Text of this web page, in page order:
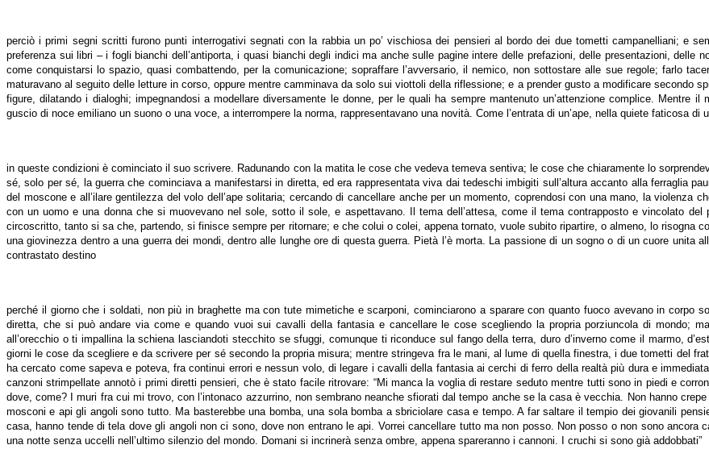
perciò i primi segni scritti furono punti interrogativi segnati con la rabbia un po’ vischiosa dei pensieri al bordo dei due tometti campanelliani; e
preferenza sui libri – i fogli bianchi dell’antiporta, i quasi bianchi degli indici ma anche sulle pagine intere delle prefazioni, delle presentazioni,
come conquistarsi lo spazio, quasi combattendo, per la comunicazione; sopraffare l’avversario, il nemico, non sottostare alle sue regole; farlo
maturavano al seguito delle letture in corso, oppure mentre camminava da solo sui viottoli della riflessione; e a prender gusto a modificare secondo
figure, dilatando i dialoghi; impegnandosi a modellare diversamente le donne, per le quali ha sempre mantenuto un’attenzione complice. Mentre
guscio di noce emiliano un suono o una voce, a interrompere la norma, rappresentavano una novità. Come l’entrata di un’ape, nella quiete faticosa di
in queste condizioni è cominciato il suo scrivere. Radunando con la matita le cose che vedeva temeva sentiva; le cose che chiaramente lo
sé, solo per sé, la guerra che cominciava a manifestarsi in diretta, ed era rappresentata viva dai tedeschi imbigiti sull’altura accanto alla ferraglia
del moscone e all’ilare gentilezza del volo dell’ape solitaria; cercando di cancellare anche per un momento, coprendosi con una mano, la violenza
con un uomo e una donna che si muovevano nel sole, sotto il sole, e aspettavano. Il tema dell’attesa, come il tema contrapposto e vincolato
circoscritto, tanto si sa che, partendo, si finisce sempre per ritornare; e che colui o colei, appena tornato, vuole subito ripartire, o almeno, lo risogna
una giovinezza dentro a una guerra dei mondi, dentro alle lunghe ore di questa guerra. Pietà l’è morta. La passione di un sogno o di un cuore unita
contrastato destino
perché il giorno che i soldati, non più in braghette ma con tute mimetiche e scarponi, cominciarono a sparare con quanto fuoco avevano in corpo
diretta, che si può andare via come e quando vuoi sui cavalli della fantasia e cancellare le cose scegliendo la propria porziuncola di mondo;
all’orecchio o ti impallina la schiena lasciandoti stecchito se sfuggi, comunque ti riconduce sul fango della terra, duro d’inverno come il marmo,
giorni le cose da scegliere e da scrivere per sé secondo la propria misura; mentre stringeva fra le mani, al lume di quella finestra, i due tometti del
ha cercato come sapeva e poteva, fra continui errori e nessun volo, di legare i cavalli della fantasia ai cerchi di ferro della realtà più dura e
canzoni strimpellate annotò i primi diretti pensieri, che è stato facile ritrovare: “Mi manca la voglia di restare seduto mentre tutti sono in piedi e
dove, come? I muri fra cui mi trovo, con l’intonaco azzurrino, non sembrano neanche sfiorati dal tempo anche se la casa è vecchia. Non hanno
mosconi e api gli angoli sono tutto. Ma basterebbe una bomba, una sola bomba a sbriciolare casa e tempo. A far saltare il tempio dei giovanili
casa, hanno tende di tela dove gli angoli non ci sono, dove non entrano le api. Vorrei cancellare tutto ma non posso. Non posso o non sono
una notte senza uccelli nell’ultimo silenzio del mondo. Domani si incrinerà senza ombre, appena spareranno i cannoni. I cruchi si sono già addobbati”